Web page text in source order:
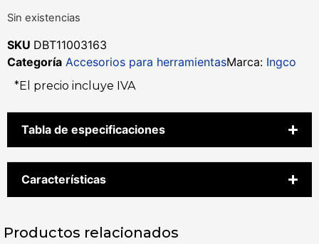
Sin existencias
SKU DBT11003163
Categoría Accesorios para herramientasMarca: Ingco
*El precio incluye IVA
Tabla de especificaciones
Características
Productos relacionados